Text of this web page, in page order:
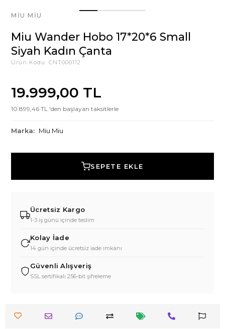
MIU MIU
Miu Wander Hobo 17*20*6 Small
Siyah Kadın Çanta
Ürün Kodu: CNT000112
19.999,00 TL
10.899,46 TL 'den başlayan taksitlerle
Marka: Miu Miu
SEPETE EKLE
Ücretsiz Kargo
1-3 iş günü içinde teslim
Kolay İade
14 gün içinde ücretsiz iade imkanı
Güvenli Alışveriş
SSL sertifikalı 256-bit şifreleme